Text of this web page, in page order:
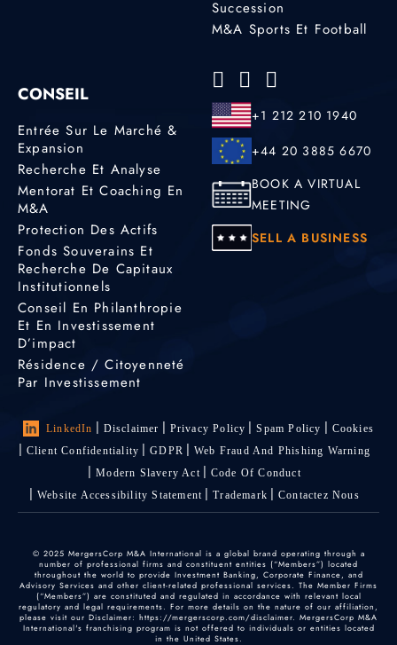
Succession
M&A Sports Et Football
CONSEIL
Entrée Sur Le Marché &
Expansion
Recherche Et Analyse
Mentorat Et Coaching En
M&A
Protection Des Actifs
Fonds Souverains Et
Recherche De Capitaux
Institutionnels
Conseil En Philanthropie
Et En Investissement
D’impact
Résidence / Citoyenneté
Par Investissement
+1 212 210 1940
+44 20 3885 6670
BOOK A VIRTUAL
MEETING
SELL A BUSINESS
LinkedIn Disclaimer Privacy Policy Spam Policy
Cookies
Client Confidentiality
GDPR
Web Fraud And Phishing Warning
Modern Slavery Act
Code Of Conduct
Website Accessibility Statement
Trademark Contactez Nous
© 2025 MergersCorp M&A International is a global brand operating through a
number of professional firms and constituent entities (“Members”) located
throughout the world to provide Investment Banking, Corporate Finance, and
Advisory Services and other client-related professional services. The Member Firms
(“Members”) are constituted and regulated in accordance with relevant local
regulatory and legal requirements. For more details on the nature of our affiliation,
please visit our Disclaimer: https://mergerscorp.com/disclaimer. MergersCorp M&A
International's franchising program is not offered to individuals or entities located
in the United States.